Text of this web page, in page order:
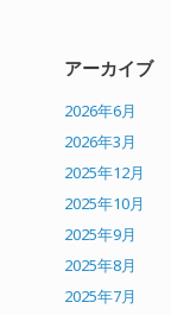
アーカイブ
2026年6月
2026年3月
2025年12月
2025年10月
2025年9月
2025年8月
2025年7月